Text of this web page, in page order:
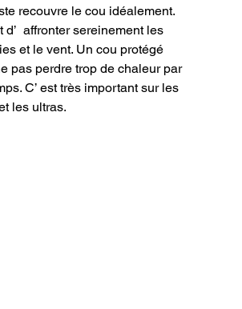
recouvre le cou idéalement.
affronter sereinement les
et le vent. Un cou protégé
pas perdre trop de chaleur par
C’ est très important sur les
les ultras.